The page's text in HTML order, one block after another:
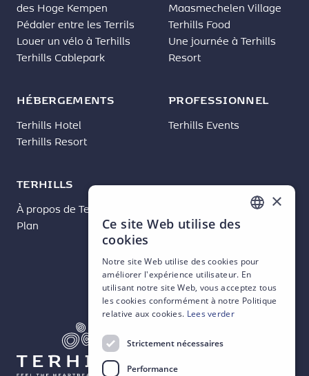
des Hoge Kempen
Pédaler entre les Terrils
Louer un vélo à Terhills
Terhills Cablepark
Maasmechelen Village
Terhills Food
Une journée à Terhills
Resort
HÉBERGEMENTS
Terhills Hotel
Terhills Resort
PROFESSIONNEL
Terhills Events
TERHILLS
À propos de Terhills
Plan
Contact
GERMAN
×
Ce site Web utilise des
cookies
Notre site Web utilise des cookies pour
améliorer l'expérience utilisateur. En
utilisant notre site Web, vous acceptez tous
les cookies conformément à notre Politique
relative aux cookies. Lees verder
Strictement nécessaires
Performance